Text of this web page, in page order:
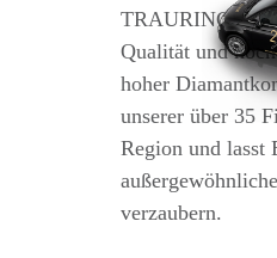
Qualität und
hoher
unserer über 35
Region und lasst
verzaubern.